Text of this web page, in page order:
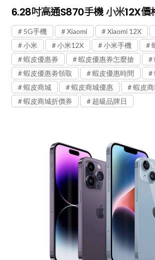
6.28吋高通S870手機 小米12X價
5G手機 Xiaomi Xiaomi 12X
小米
小米12X 小米手機
蝦皮優惠券
蝦皮優惠券怎麼搶
蝦皮優惠劵領取
蝦皮優惠時間
蝦皮商城
蝦皮商城優惠
蝦皮
蝦皮商城折價券
超級品牌日